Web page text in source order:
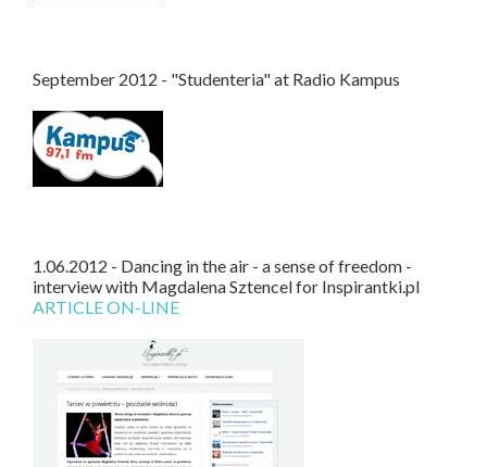
September 2012 - "Studenteria" at Radio Kampus
1.06.2012 - Dancing in the air - a sense of freedom -
interview with Magdalena Sztencel for Inspirantki.pl
ARTICLE ON-LINE